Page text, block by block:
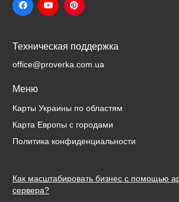
Техническая поддержка
office@proverka.com.ua
Меню
Карты Украины по областям
Карта Европы с городами
Политика конфиденциальности
Как масштабировать бизнес с помощью
сервера?